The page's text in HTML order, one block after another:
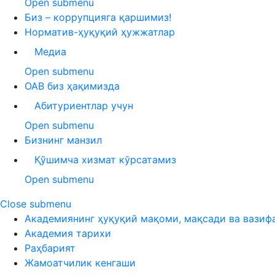
Open submenu
Биз – коррупцияга қаршимиз!
Норматив-ҳуқуқий ҳужжатлар
Медиа
Open submenu
ОАВ биз ҳақимизда
Абитуриентлар учун
Open submenu
Бизнинг манзил
Қўшимча хизмат кўрсатамиз
Open submenu
Close submenu
Академиянинг ҳуқуқий мақоми, мақсади ва
Академия тарихи
Раҳбарият
Жамоатчилик кенгаши